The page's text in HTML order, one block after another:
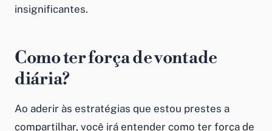
insignificantes.
Como ter força de vontade
diária?
Ao aderir às estratégias que estou prestes a
compartilhar, você irá entender como ter força de